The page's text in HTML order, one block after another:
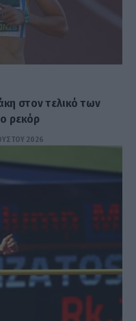
στον τελικό των
ρεκόρ
2026